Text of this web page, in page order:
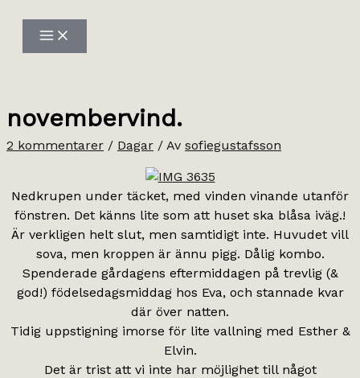
innehåll
novembervind.
2 kommentarer / Dagar / Av sofiegustafsson
Nedkrupen under täcket, med vinden vinande utanför
fönstren. Det känns lite som att huset ska blåsa iväg.!
Är verkligen helt slut, men samtidigt inte. Huvudet vill
sova, men kroppen är ännu pigg. Dålig kombo.
Spenderade gårdagens eftermiddagen på trevlig (&
god!) födelsedagsmiddag hos Eva, och stannade kvar
där över natten.
Tidig uppstigning imorse för lite vallning med Esther &
Elvin.
Det är trist att vi inte har möjlighet till något